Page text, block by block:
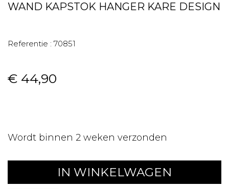
WAND KAPSTOK HANGER KARE DESIGN
Referentie : 70851
€ 44,90
Wordt binnen 2 weken verzonden
IN WINKELWAGEN